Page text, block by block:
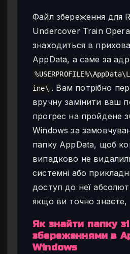
Файл збереження для
Undercover Train
знаходиться в
AppData, а саме за
ine\ . Вам потрібно
вручну замінити ваш
прогрес на пройдене
Windows за
папку AppData, щоб
випадково не
системні або
доступ до неї
якщо ви точно знаєте,
Як знайти папку зі
збереженнями в
Windows